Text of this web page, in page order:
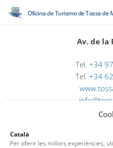
Català
Per oferir les millors experiències,
Oficina de Turismo de Tossa de
Av. de la
Tel. +34
Tel. +34